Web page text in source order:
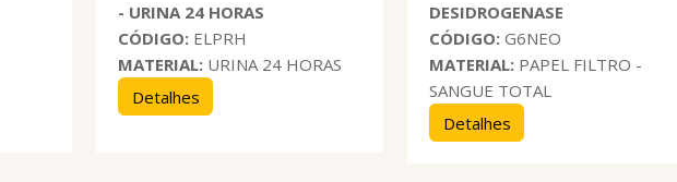
- URINA 24 HORAS
CÓDIGO: ELPRH
MATERIAL: URINA 24 HORAS
Detalhes
DESIDROGENASE
CÓDIGO:G6NEO
MATERIAL: PAPEL FILTRO -
SANGUE TOTAL
Detalhes